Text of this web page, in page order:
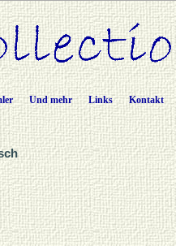
Und mehr Links Kontakt